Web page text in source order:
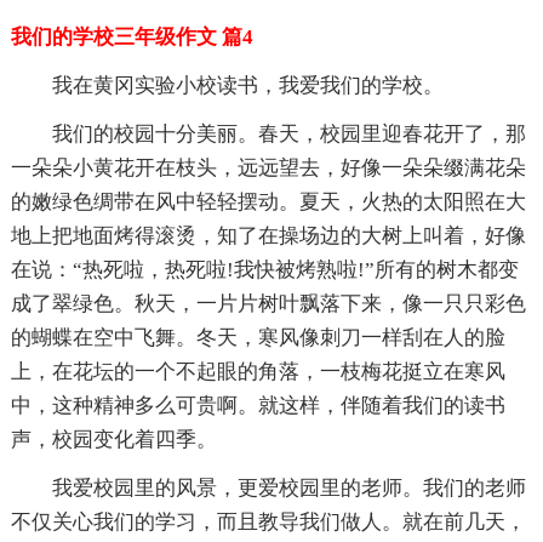
我们的学校三年级作文 篇4
我在黄冈实验小校读书，我爱我们的学校。
我们的校园十分美丽。春天，校园里迎春花开了，那
一朵朵小黄花开在枝头，远远望去，好像一朵朵缀满花朵
的嫩绿色绸带在风中轻轻摆动。夏天，火热的太阳照在大
地上把地面烤得滚烫，知了在操场边的大树上叫着，好像
在说：“热死啦，热死啦!我快被烤熟啦!”所有的树木都变
成了翠绿色。秋天，一片片树叶飘落下来，像一只只彩色
的蝴蝶在空中飞舞。冬天，寒风像刺刀一样刮在人的脸
上，在花坛的一个不起眼的角落，一枝梅花挺立在寒风
中，这种精神多么可贵啊。就这样，伴随着我们的读书
声，校园变化着四季。
我爱校园里的风景，更爱校园里的老师。我们的老师
不仅关心我们的学习，而且教导我们做人。就在前几天，